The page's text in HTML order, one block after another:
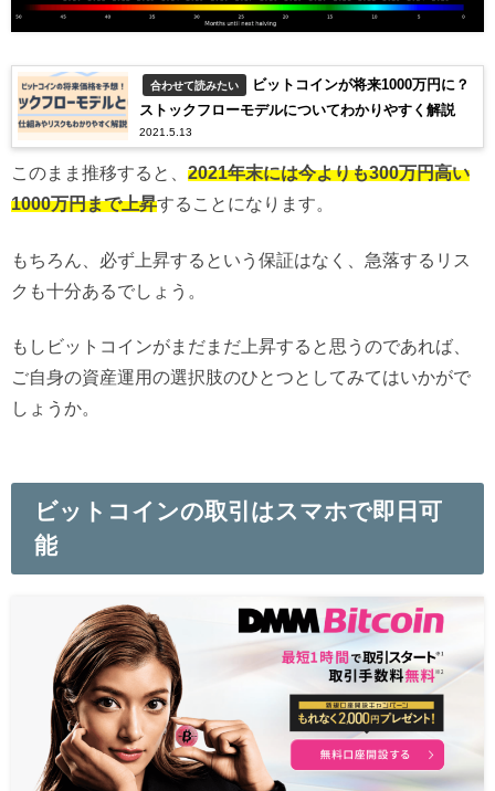
合わせて読みたい
ビットコインが将来1000万円に？
ストックフローモデルについてわかりやすく解説
2021.5.13
このまま推移すると、 2021年末には今よりも300万円高い
1000万円まで上昇することになります。
もちろん、必ず上昇するという保証はなく、急落するリス
クも十分あるでしょう。
もしビットコインがまだまだ上昇すると思うのであれば、
ご自身の資産運用の選択肢のひとつとしてみてはいかがで
しょうか。
ビットコインの取引はスマホで即日可
能